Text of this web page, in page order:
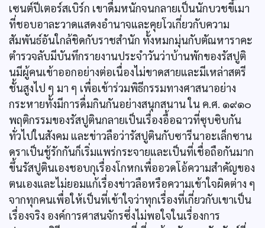
เซนต์ปีเตอร์สเบิร์ก เขาดื่มหนักจนกลายเป็นนักบวชขี้เมา
ที่ชอบอาละวาดแสดงอำนาจและคุยโวเกี่ยวกับความ
สัมพันธ์อันใกล้ชิดกับราชสำนัก ทั้งหมกมุ่นกับตัณหาราคะ
ตำรวจลับมีบันทึกรายงานประจำวันว่าบ้านพักของรัสปูติ
นมีผู้คนเข้าออกอย่างต่อเนื่องไม่ขาดสายและมีเหล่าสตรี
ชั้นสูงไป ๆ มา ๆ เพื่อเข้าร่วมพิธีกรรมทางศาสนาอย่าง
กระหายทั้งมีการดื่มกินกันอย่างสนุกสนาน ใน ค.ศ. ๑๙๑๐
พฤติกรรมของรัสปูตินกลายเป็นเรื่องอื้อฉาวที่ซุบซิบกัน
ทั่วไปในสังคม และข่าวลือว่ารัสปูตินกับซารีนาอะเล็กซาน
ดราเป็นชู้รักกันก็เริ่มแพร่กระจายและเป็นที่เชื่อถือกันมาก
ขึ้นรัสปูตินเองชอบกุเรื่องโกหกเพื่ออวดโอ้ความสำคัญของ
ตนเองและไม่ยอมแก้เรื่องข่าวลือหรือความเข้าใจผิดต่าง ๆ
จากทุกคนเพื่อให้เป็นที่เข้าใจว่าทุกเรื่องที่เกี่ยวกับเขาเป็น
เรื่องจริง องค์การศาสนจักรซึ่งไม่พอใจในเรื่องการ